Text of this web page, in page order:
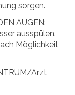
sorgen.
AUGEN:
ausspülen.
Möglichkeit
Arzt